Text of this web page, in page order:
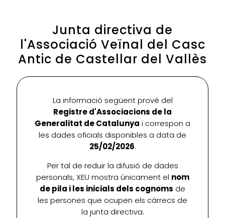
Junta directiva de
l'Associació Veïnal del Casc
Antic de Castellar del Vallès
La informació següent prové del
Registre d'Associacions de la
Generalitat de Catalunya i correspon a
les dades oficials disponibles a data de
25/02/2026.
Per tal de reduir la difusió de dades
personals, XEU mostra únicament el nom
de pila i les inicials dels cognoms de
les persones que ocupen els càrrecs de
la junta directiva.